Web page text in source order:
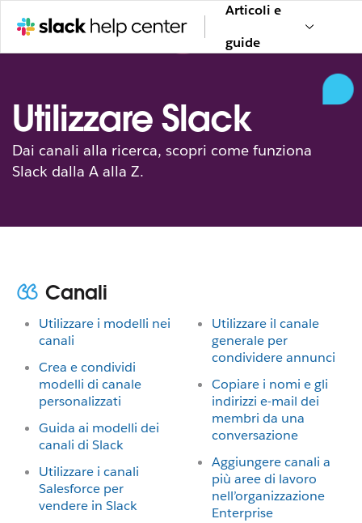
Articoli e
guide
Utilizzare Slack
Dai canali alla ricerca, scopri come funziona
Slack dalla A alla Z.
Canali
Utilizzare i modelli nei
canali
Crea e condividi
modelli di canale
personalizzati
Guida ai modelli dei
canali di Slack
Utilizzare i canali
Salesforce per
vendere in Slack
Utilizzare il canale
generale per
condividere annunci
Copiare i nomi e gli
indirizzi e-mail dei
membri da una
conversazione
Aggiungere canali a
più aree di lavoro
nell’organizzazione
Enterprise